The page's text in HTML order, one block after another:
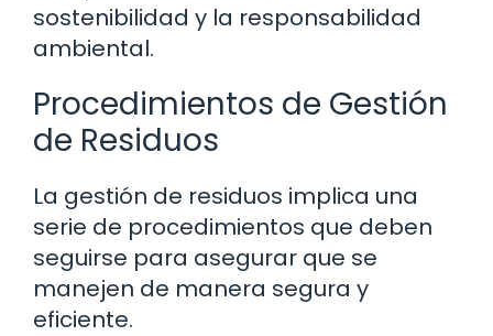
sostenibilidad y la responsabilidad
ambiental.
Procedimientos de Gestión
de Residuos
La gestión de residuos implica una
serie de procedimientos que deben
seguirse para asegurar que se
manejen de manera segura y
eficiente.